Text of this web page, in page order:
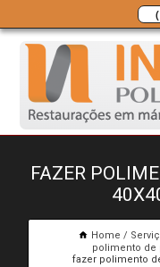
FAZER
Home
polimento de
fazer polimento